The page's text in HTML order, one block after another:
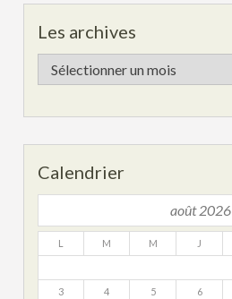
Les archives
Les
archives
Calendrier
août 2026
L M M J
3 4 5 6